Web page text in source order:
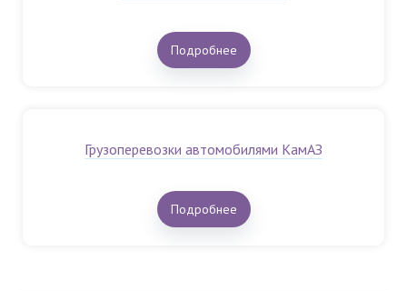
Подробнее
Грузоперевозки автомобилями КамАЗ
Подробнее